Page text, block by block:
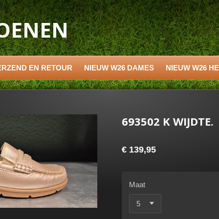
EN RETOUR NIEUW W26 DAMES NIEUW W26
693502 K WIJDTE.
€ 139,95
Maat